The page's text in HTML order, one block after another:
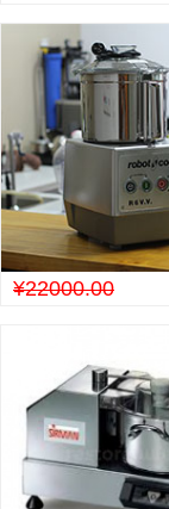
¥22000.00